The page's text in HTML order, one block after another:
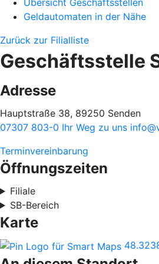
Übersicht Geschäftsstellen
Geldautomaten in der Nähe
Zurück zur Filialliste
Geschäftsstelle
Adresse
Hauptstraße 38, 89250 Senden
07307 803-0 Ihr Weg zu uns
Terminvereinbarung
Öffnungszeiten
Filiale
SB-Bereich
Karte